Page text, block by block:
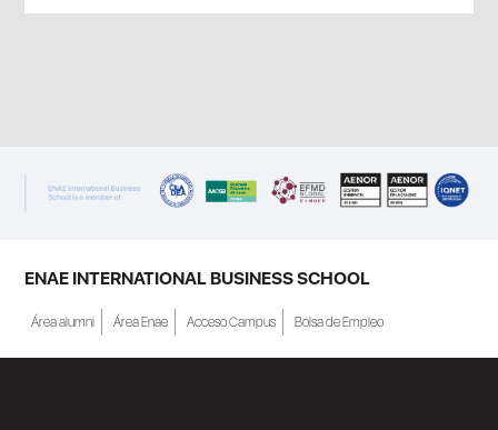
ENAE INTERNATIONAL BUSINESS SCHOOL
Área alumni Área Enae Acceso Campus Bolsa de Empleo